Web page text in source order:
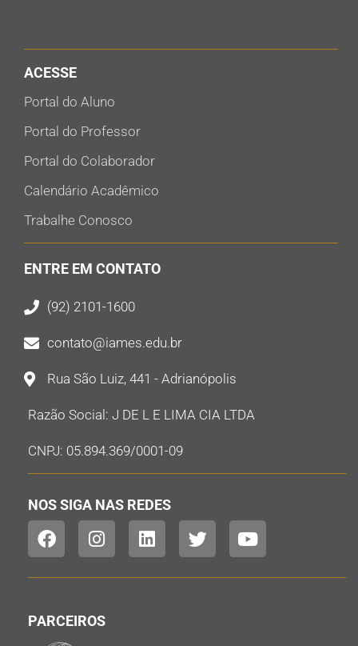
ACESSE
Portal do Aluno
Portal do Professor
Portal do Colaborador
Calendário Acadêmico
Trabalhe Conosco
ENTRE EM CONTATO
(92) 2101-1600
contato@iames.edu.br
Rua São Luiz, 441 - Adrianópolis
Razão Social: J DE L E LIMA CIA LTDA
CNPJ: 05.894.369/0001-09
NOS SIGA NAS REDES
PARCEIROS